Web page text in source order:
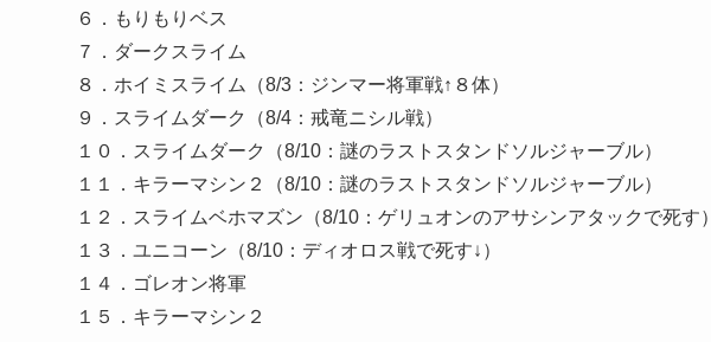
６．もりもりベス
７．ダークスライム
８．ホイミスライム（8/3：ジンマー将軍戦↑８体）
９．スライムダーク（8/4：戒竜ニシル戦）
１０．スライムダーク（8/10：謎のラストスタンドソルジャーブル）
１１．キラーマシン２（8/10：謎のラストスタンドソルジャーブル）
１２．スライムベホマズン（8/10：ゲリュオンのアサシンアタックで死す）
１３．ユニコーン（8/10：ディオロス戦で死す↓）
１４．ゴレオン将軍
１５．キラーマシン２